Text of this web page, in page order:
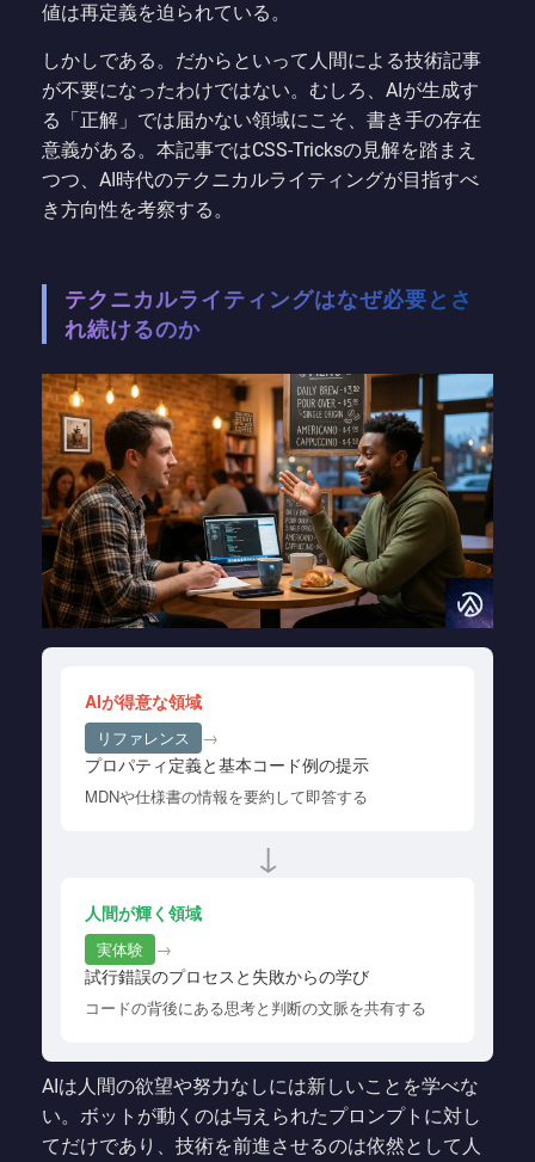
値は再定義を迫られている。
しかしである。だからといって人間による技術記事
が不要になったわけではない。むしろ、AIが生成す
る「正解」では届かない領域にこそ、書き手の存在
意義がある。本記事ではCSS-Tricksの見解を踏まえ
つつ、AI時代のテクニカルライティングが目指すべ
き方向性を考察する。
テクニカルライティングはなぜ必要とさ
れ続けるのか
AIが得意な領域
リファレンス
→
プロパティ定義と基本コード例の提示
MDNや仕様書の情報を要約して即答する
↓
人間が輝く領域
実体験
→
試行錯誤のプロセスと失敗からの学び
コードの背後にある思考と判断の文脈を共有する
AIは人間の欲望や努力なしには新しいことを学べな
い。ボットが動くのは与えられたプロンプトに対し
てだけであり、技術を前進させるのは依然として人